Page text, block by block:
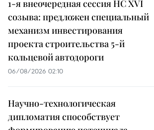
1-я внеочередная сессия НС XVI
созыва: предложен специальный
механизм инвестирования
проекта строительства 5-й
кольцевой автодороги
06/08/2026 02:10
Научно-технологическая
дипломатия способствует